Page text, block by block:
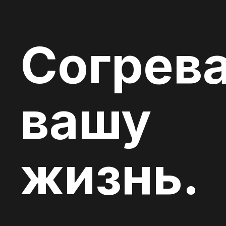
вашу
жизнь.